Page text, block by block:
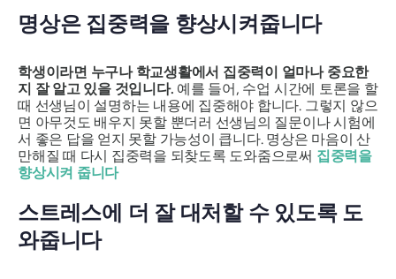
명상은 집중력을 향상시켜줍니다
학생이라면 누구나 학교생활에서 집중력이 얼마나 중요한
지 잘 알고 있을 것입니다. 예를 들어, 수업 시간에 토론을 할
때 선생님이 설명하는 내용에 집중해야 합니다. 그렇지 않으
면 아무것도 배우지 못할 뿐더러 선생님의 질문이나 시험에
서 좋은 답을 얻지 못할 가능성이 큽니다. 명상은 마음이 산
만해질 때 다시 집중력을 되찾도록 도와줌으로써 집중력을
향상시켜 줍니다
스트레스에 더 잘 대처할 수 있도록 도
와줍니다